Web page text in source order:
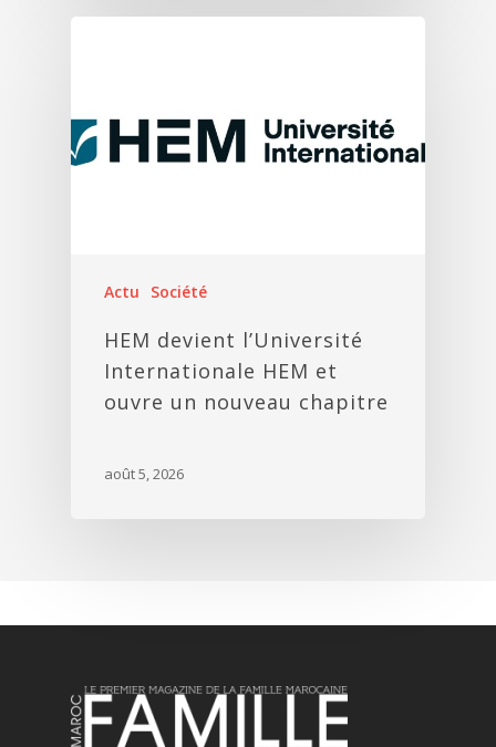
Actu Société
HEM devient l’Université
Internationale HEM et
ouvre un nouveau chapitre
août 5, 2026